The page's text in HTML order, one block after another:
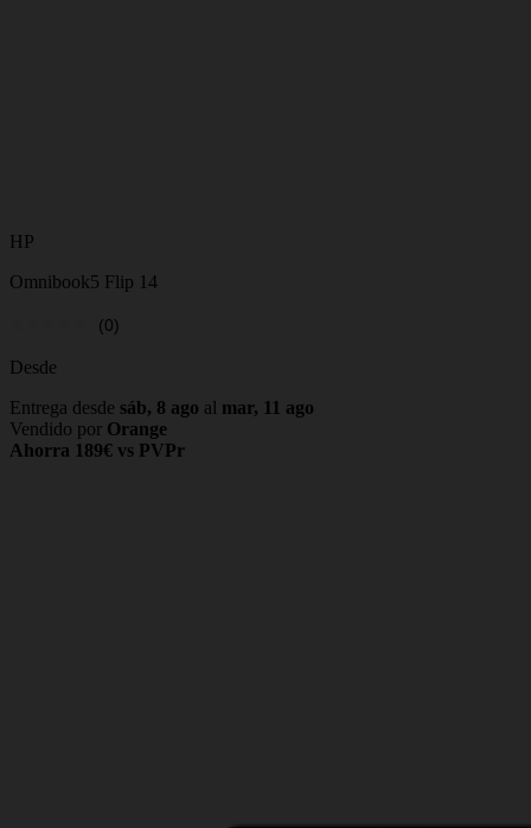
HP
Omnibook5 Flip 14
(0)
Desde
Entrega desde sáb, 8 ago al mar, 11 ago
Vendido por Orange
Ahorra 189€ vs PVPr